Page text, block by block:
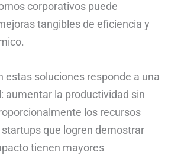
corporativos puede
tangibles de eficiencia y
estas soluciones responde a una
aumentar la productividad sin
los recursos
que logren demostrar
tienen mayores